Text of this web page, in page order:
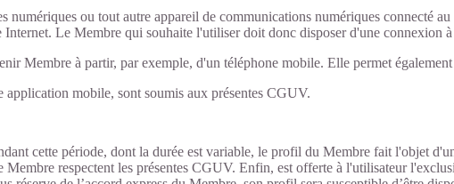
ou tout autre appareil de communications numériques connecté
Le Membre qui souhaite l'utiliser doit donc disposer d'une connexion
Membre à partir, par exemple, d'un téléphone mobile. Elle permet
application mobile, sont soumis aux présentes CGUV.
cette période, dont la durée est variable, le profil du Membre fait l'objet
respectent les présentes CGUV. Enfin, est offerte à l'utilisateur